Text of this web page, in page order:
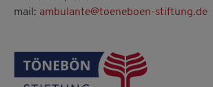
mail: ambulante@toeneboen-stiftung.de